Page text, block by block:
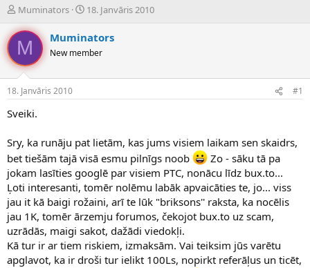
P
v
e
d
i
n
u
s
ā
c
ē
s
Muminators
S
k
u
m
a
s
18. Janvāris 2010
M Muminators
New member
18. Janvāris 2010 #1
Sveiki.
Sry, ka runāju pat lietām, kas jums visiem laikam sen skaidrs,
bet tiešām tajā visā esmu pilnīgs noob
Zo - sāku tā pa
jokam lasīties googlē par visiem PTC, nonācu līdz bux.to...
Ļoti interesanti, tomēr nolēmu labāk apvaicāties te, jo... viss
jau it kā baigi rožaini, arī te lūk "briksons'' raksta, ka nocēlis
jau 1K, tomēr ārzemju forumos, čekojot bux.to uz scam,
uzrādās, maigi sakot, dažādi viedokļi.
Kā tur ir ar tiem riskiem, izmaksām. Vai teiksim jūs varētu
apglavot, ka ir droši tur ielikt 100Ls, nopirkt referāļus un ticēt,